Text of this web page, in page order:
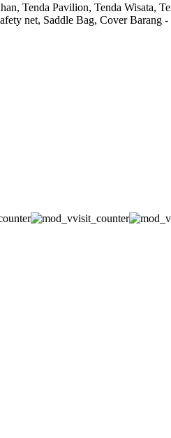
Tenda Pavilion, Tenda Wisata,
net, Saddle Bag, Cover